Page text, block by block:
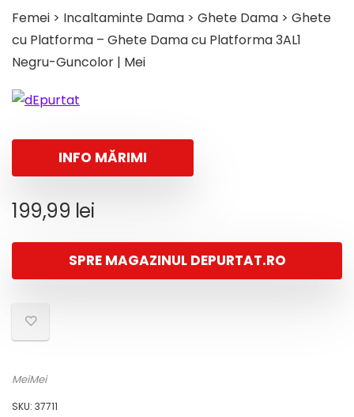
Femei > Incaltaminte Dama > Ghete Dama > Ghete
cu Platforma – Ghete Dama cu Platforma 3AL1
Negru-Guncolor | Mei
INFO MĂRIMI
199,99 lei
SPRE MAGAZINUL DEPURTAT.RO
MeiMei
SKU: 37711